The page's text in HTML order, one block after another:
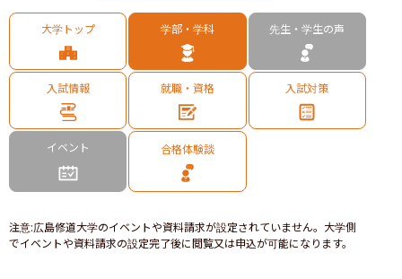
大学トップ 学部・学科 先生・学生の声
入試情報 就職・資格 入試対策
イベント 合格体験談
注意:広島修道大学のイベントや資料請求が設定されていません。大学側
でイベントや資料請求の設定完了後に閲覧又は申込が可能になります。